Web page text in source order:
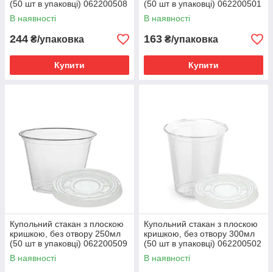
(50 шт в упаковці) 062200508
В наявності
244 ₴/упаковка
Купити
(50 шт в упаковці) 062200501
В наявності
163 ₴/упаковка
Купити
Купольний стакан з плоскою
кришкою, без отвору 250мл
(50 шт в упаковці) 062200509
В наявності
Купольний стакан з плоскою
кришкою, без отвору 300мл
(50 шт в упаковці) 062200502
В наявності